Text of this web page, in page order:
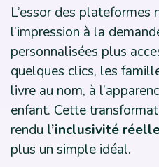
L’essor des plateformes
l’impression à la
personnalisées plus
quelques clics, les
livre au nom, à
enfant. Cette
rendu l’inclusivité
plus un simple idéal.